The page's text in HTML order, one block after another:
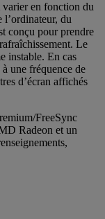
varier en fonction du
l’ordinateur, du
conçu pour prendre
Le
instable. En cas
une fréquence de
d’écran affichés
FreeSync
Radeon et un